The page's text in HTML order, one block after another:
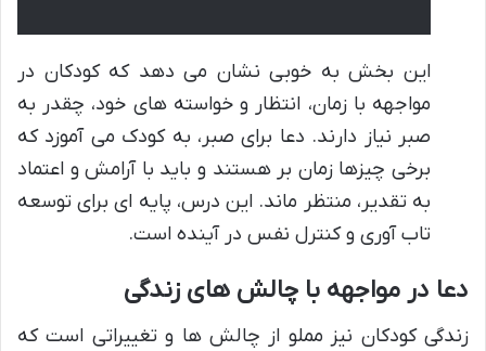
این بخش به خوبی نشان می دهد که کودکان در
مواجهه با زمان، انتظار و خواسته های خود، چقدر به
صبر نیاز دارند. دعا برای صبر، به کودک می آموزد که
برخی چیزها زمان بر هستند و باید با آرامش و اعتماد
به تقدیر، منتظر ماند. این درس، پایه ای برای توسعه
تاب آوری و کنترل نفس در آینده است.
دعا در مواجهه با چالش های زندگی
زندگی کودکان نیز مملو از چالش ها و تغییراتی است که